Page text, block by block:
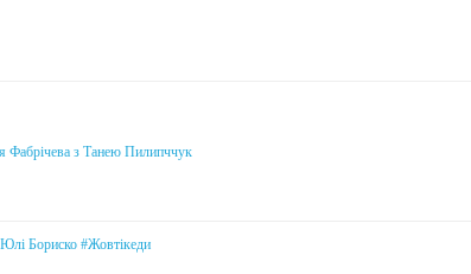
Фабрічева з Танею Пилипччук
Юлі Бориско #Жовтікеди